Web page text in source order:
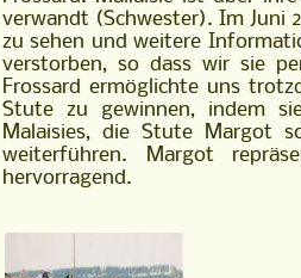
verwandt (Schwester). Im Juni
zu sehen und weitere
verstorben, so dass wir sie
Frossard ermöglichte uns
Stute zu gewinnen, indem
Malaisies, die Stute Margot
weiterführen. Margot
hervorragend.